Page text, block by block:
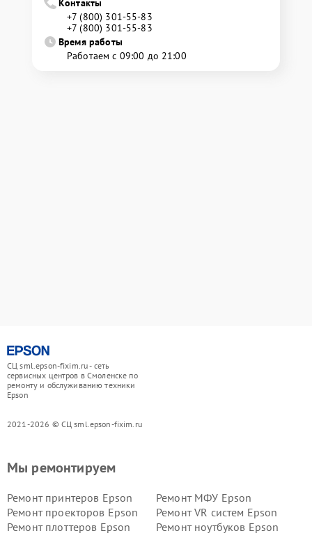
Контакты
+7 (800) 301-55-83
+7 (800) 301-55-83
Время работы
Работаем с 09:00 до 21:00
СЦ sml.epson-fixim.ru - сеть
сервисных центров в Смоленске по
ремонту и обслуживанию техники
Epson
2021-2026 © СЦ sml.epson-fixim.ru
Мы ремонтируем
Ремонт принтеров Epson
Ремонт МФУ Epson
Ремонт проекторов Epson
Ремонт VR систем Epson
Ремонт плоттеров Epson
Ремонт ноутбуков Epson